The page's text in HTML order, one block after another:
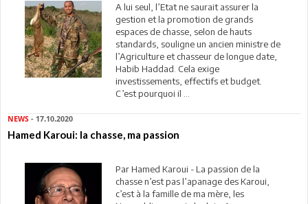
A lui seul, l’Etat ne saurait assurer la
gestion et la promotion de grands
espaces de chasse, selon de hauts
standards, souligne un ancien ministre de
l’Agriculture et chasseur de longue date,
Habib Haddad. Cela exige
investissements, effectifs et budget.
C’est pourquoi il ...
NEWS - 17.10.2020
Hamed Karoui: la chasse, ma passion
Par Hamed Karoui - La passion de la
chasse n’est pas l’apanage des Karoui,
c’est à la famille de ma mère, les